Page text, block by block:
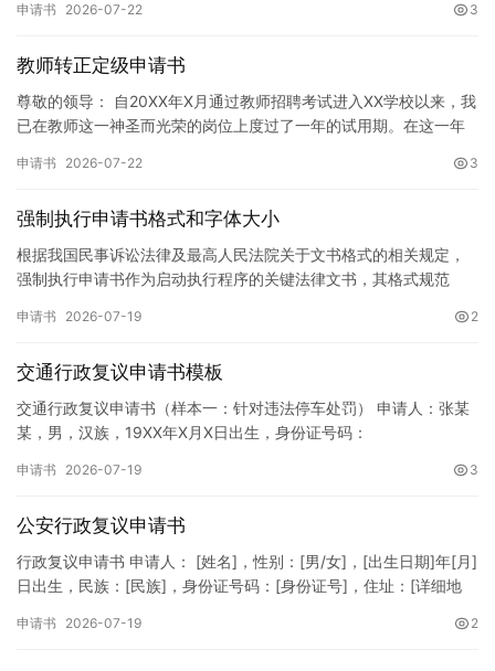
申请书 2026-07-22 3
教师转正定级申请书
尊敬的领导： 自20XX年X月通过教师招聘考试进入XX学校以来，我
已在教师这一神圣而光荣的岗位上度过了一年的试用期。在这一年
申请书 2026-07-22 3
强制执行申请书格式和字体大小
根据我国民事诉讼法律及最高人民法院关于文书格式的相关规定，
强制执行申请书作为启动执行程序的关键法律文书，其格式规范
纸张与…
申请书 2026-07-19 2
交通行政复议申请书模板
交通行政复议申请书（样本一：针对违法停车处罚） 申请人：张某
某，男，汉族，19XX年X月X日出生，身份证号码：
申请书 2026-07-19 3
公安行政复议申请书
行政复议申请书 申请人： [姓名]，性别：[男/女]，[出生日期]年[月]
日出生，民族：[民族]，身份证号码：[身份证号]，住址：[详细地
申请书 2026-07-19 2